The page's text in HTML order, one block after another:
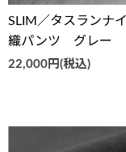
SLIM／タスランナ
織パンツ グレー
22,000円(税込)